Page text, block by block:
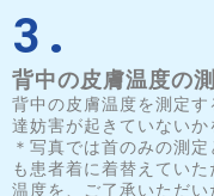
3.
背中の皮膚温度の
背中の皮膚温度を測定
達妨害が起きていない
＊写真では首のみの測
も患者着に着替えてい
温度を、ご了承いただ